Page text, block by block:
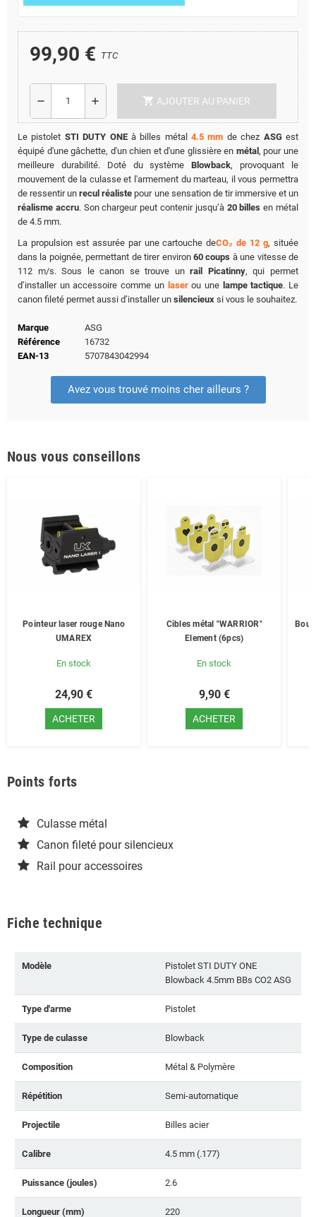
99,90 € TTC
remove add shopping_cart AJOUTER AU PANIER
Le pistolet STI DUTY ONEà billes métal4.5 mm de chez ASGest
équipé d'une gâchette, d'un chien et d'une glissière en métal , pour une
meilleure durabilité. Doté du systèmeBlowback, provoquant le
mouvement de la culasse et l'armement du marteau, il vous permettra
de ressentir unrecul réaliste pour une sensation de tir immersive et un
réalisme accru. Son chargeur peut contenir jusqu’à 20 billes en métal
de 4.5 mm.
La propulsion est assurée par une cartouche deCO₂ de 12 g, située
dans la poignée, permettant de tirer environ 60 coups à une vitesse de
112 m/s. Sous le canon se trouve unrail Picatinny, qui permet
d’installer un accessoire comme un laserou une lampe tactique. Le
canon fileté permet aussi d’installer un silencieux si vous le souhaitez.
Marque
ASG
Référence
16732
EAN-13
5707843042994
Avez vous trouvé moins cher ailleurs ?
Nous vous conseillons
Pointeur laser rouge Nano
UMAREX
En stock
24,90 €
ACHETER
Cibles métal "WARRIOR"
Element (6pcs)
En stock
9,90 €
ACHETER
Points forts
Culasse métal
Canon fileté pour silencieux
Rail pour accessoires
Fiche technique
Modèle
Pistolet STI DUTY ONE
Blowback 4.5mm BBs CO2 ASG
Type d'arme Pistolet
Type de culasse Blowback
Composition Métal & Polymère
Répétition Semi-automatique
Projectile Billes acier
Calibre 4.5 mm (.177)
Puissance (joules) 2.6
Longueur (mm) 220